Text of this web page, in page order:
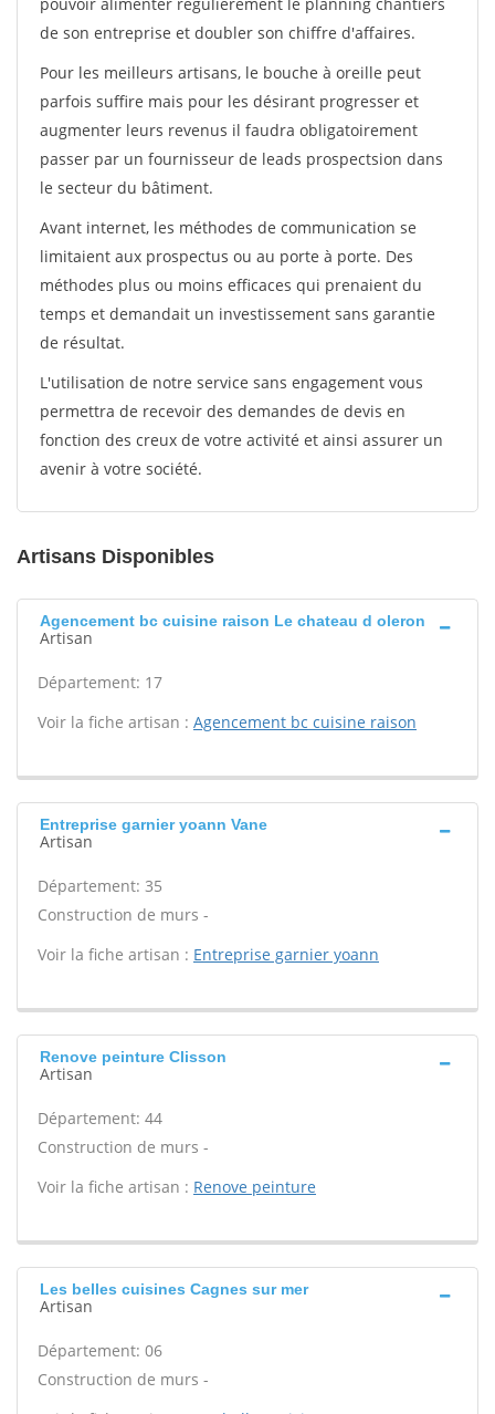
de son entreprise et doubler son chiffre d'affaires.
Pour les meilleurs artisans, le bouche à oreille peut
parfois suffire mais pour les désirant progresser et
augmenter leurs revenus il faudra obligatoirement
passer par un fournisseur de leads prospectsion dans
le secteur du bâtiment.
Avant internet, les méthodes de communication se
limitaient aux prospectus ou au porte à porte. Des
méthodes plus ou moins efficaces qui prenaient du
temps et demandait un investissement sans garantie
de résultat.
L'utilisation de notre service sans engagement vous
permettra de recevoir des demandes de devis en
fonction des creux de votre activité et ainsi assurer un
avenir à votre société.
Artisans Disponibles
Agencement bc cuisine raison Le chateau d oleron
Artisan
Département: 17
Voir la fiche artisan : Agencement bc cuisine raison
Entreprise garnier yoann Vane
Artisan
Département: 35
Construction de murs -
Voir la fiche artisan : Entreprise garnier yoann
Renove peinture Clisson
Artisan
Département: 44
Construction de murs -
Voir la fiche artisan : Renove peinture
Les belles cuisines Cagnes sur mer
Artisan
Département: 06
Construction de murs -